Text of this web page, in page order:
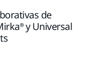
de
y Universal